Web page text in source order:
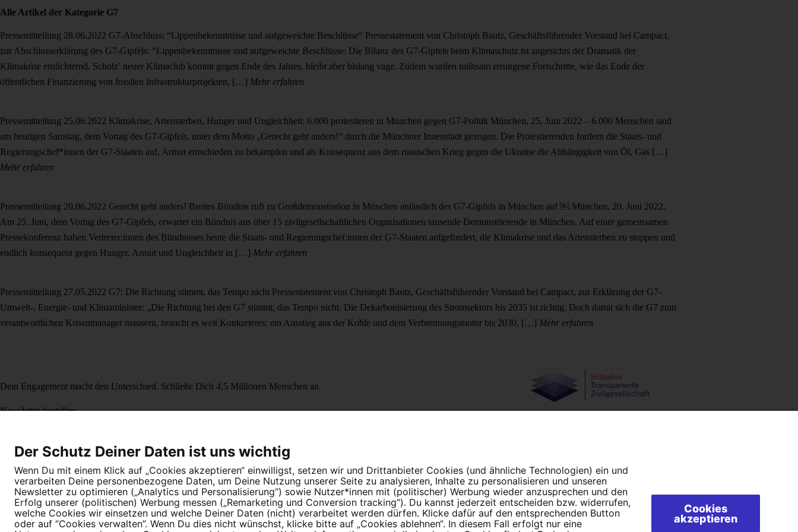
Alle Artikel der Kategorie G7
Pressemitteilung 28.06.2022 G7-Abschluss: “Lippenbekenntnisse und aufgeweichte Beschlüsse“ Pressestatement von Christoph Bautz, Geschäftsführender Vorstand bei Campact,
zur Abschlusserklärung des G7-Gipfels: “Lippenbekenntnisse und aufgeweichte Beschlüsse: Die Bilanz des G7-Gipfels beim Klimaschutz ist angesichts der Dramatik der
Klimakrise ernüchternd. Scholz’ neuer Klimaclub kommt gegen Ende des Jahres, bleibt aber bislang vage. Zudem wurden mühsam errungene Fortschritte, wie das Ende der
öffentlichen Finanzierung von fossilen Infrastrukturprojekten, […] Mehr erfahren
Pressemitteilung 25.06.2022 Klimakrise, Artensterben, Hunger und Ungleichheit: 6.000 protestieren in München gegen G7-Politik München, 25. Juni 2022 – 6.000 Menschen sind
am heutigen Samstag, dem Vortag des G7-Gipfels, unter dem Motto „Gerecht geht anders!“ durch die Münchner Innenstadt gezogen. Die Protestierenden fordern die Staats- und
Regierungschef*innen der G7-Staaten auf, Armut entschieden zu bekämpfen und als Konsequenz aus dem russischen Krieg gegen die Ukraine die Abhängigkeit von Öl, Gas […]
Mehr erfahren
Pressemitteilung 20.06.2022 Gerecht geht anders! Breites Bündnis ruft zu Großdemonstration in München anlässlich des G7-Gipfels in München auf ￼ München, 20. Juni 2022.
Am 25. Juni, dem Vortag des G7-Gipfels, erwartet ein Bündnis aus über 15 zivilgesellschaftlichen Organisationen tausende Demonstrierende in München. Auf einer gemeinsamen
Pressekonferenz haben Vertreter:innen des Bündnisses heute die Staats- und Regierungschef:innen der G7-Staaten aufgefordert, die Klimakrise und das Artensterben zu stoppen und
endlich konsequent gegen Hunger, Armut und Ungleichheit in […] Mehr erfahren
Pressemitteilung 27.05.2022 G7: Die Richtung stimmt, das Tempo nicht Pressestatement von Christoph Bautz, Geschäftsführender Vorstand bei Campact, zur Erklärung der G7-
Umwelt-, Energie- und Klimaminister: „Die Richtung bei den G7 stimmt, das Tempo nicht. Die Dekarbonisierung des Stromsektors bis 2035 ist richtig. Doch damit sich die G7 zum
verantwortlichen Krisenmanager mausern, braucht es weit Konkreteres: ein Ausstieg aus der Kohle und dem Verbrennungsmotor bis 2030, […] Mehr erfahren
Dein Engagement macht den Unterschied. Schließe Dich 4,5 Millionen Menschen an.
Newsletter bestellen
Direkt online spenden
NewsletterHilfe und FAQKontaktDatenschutzImpressumCookie Einstellungen
Der Schutz Deiner Daten ist uns wichtig
Wenn Du mit einem Klick auf „Cookies akzeptieren“ einwilligst, setzen wir und Drittanbieter Cookies (und ähnliche Technologien) ein und
verarbeiten Deine personenbezogene Daten, um Deine Nutzung unserer Seite zu analysieren, Inhalte zu personalisieren und unseren
Newsletter zu optimieren („Analytics und Personalisierung“) sowie Nutzer*innen mit (politischer) Werbung wieder anzusprechen und den
Erfolg unserer (politischen) Werbung messen („Remarketing und Conversion tracking“). Du kannst jederzeit entscheiden bzw. widerrufen,
welche Cookies wir einsetzen und welche Deiner Daten (nicht) verarbeitet werden dürfen. Klicke dafür auf den entsprechenden Button
oder auf “Cookies verwalten”. Wenn Du dies nicht wünschst, klicke bitte auf „Cookies ablehnen“. In diesem Fall erfolgt nur eine
Cookies
akzeptieren